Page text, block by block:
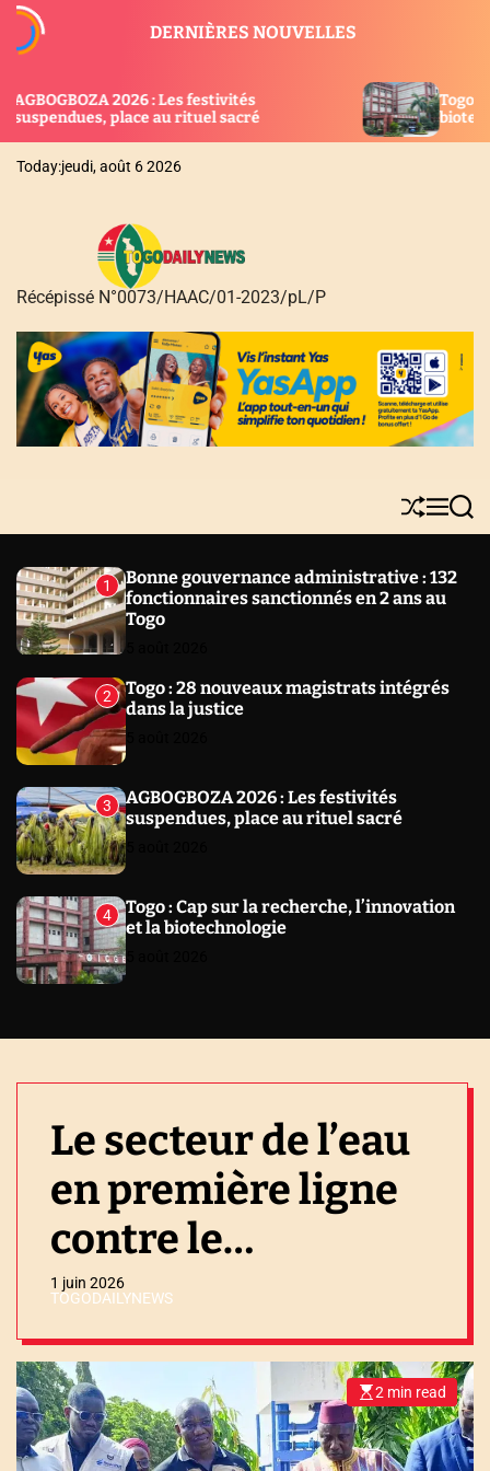
DERNIÈRES NOUVELLES
Togo : Cap sur la recherche,
biotechnologie
Today:jeudi, août 6 2026
T
G
O
D
A
I
W
S
Récépissé N°0073/HAAC/01-2023/pL/P
S
h
l
e
M
e
u
S
e
r
c
1
Bonne gouvernance administrative : 132
fonctionnaires sanctionnés en 2 ans au
Togo
2
Togo : 28 nouveaux magistrats intégrés
dans la justice
3
AGBOGBOZA 2026 : Les festivités
suspendues, place au rituel sacré
4
Togo : Cap sur la recherche, l’innovation
et la biotechnologie
Le secteur de l’eau
en première ligne
contre le
changement
climatique
1 juin 2026
TOGODAILYNEWS
E
s
t
i
m
2 min read